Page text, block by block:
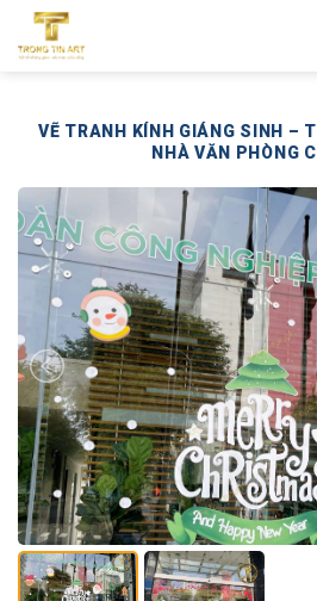
qua
VẼ TRANH KÍNH GIÁNG SINH –
NHÀ VĂN PHÒNG